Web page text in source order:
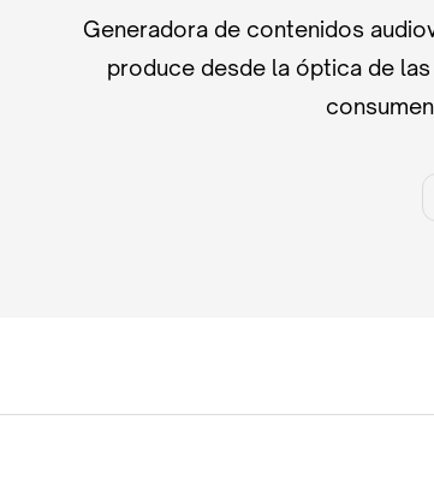
Generadora de contenidos
produce desde la óptica de